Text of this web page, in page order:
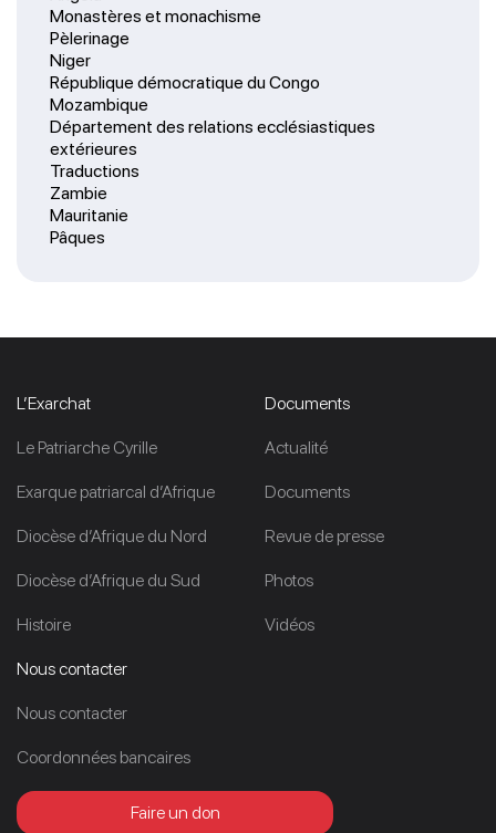
Monastères et monachisme
Pèlerinage
Niger
République démocratique du Congo
Mozambique
Département des relations ecclésiastiques
extérieures
Traductions
Zambie
Mauritanie
Pâques
L’Exarchat
Le Patriarche Cyrille
Exarque patriarcal d’Afrique
Diocèse d’Afrique du Nord
Diocèse d’Afrique du Sud
Histoire
Documents
Actualité
Documents
Revue de presse
Photos
Vidéos
Nous contacter
Nous contacter
Coordonnées bancaires
Faire un don